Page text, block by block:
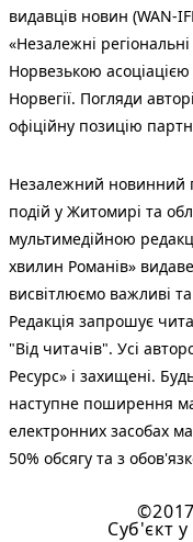
видавців новин (WAN-
«Незалежні
Норвезькою асоціацією
Норвегії. Погляди
офіційну позицію
Незалежний новинний
подій у Житомирі та
мультимедійною
хвилин Романів»
висвітлюємо важливі
Редакція запрошує
"Від читачів". Усі
Ресурс» і захищені.
наступне поширення
електронних засобах
50% обсягу та з
Cуб'єкт